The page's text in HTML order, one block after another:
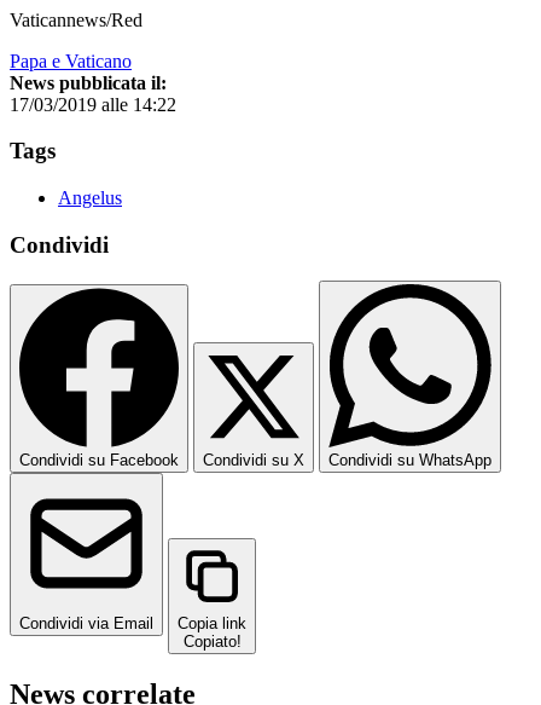
Vaticannews/Red
Papa e Vaticano
News pubblicata il:
17/03/2019 alle 14:22
Tags
Angelus
Condividi
Condividi su Facebook Condividi su X Condividi su WhatsApp
Condividi via Email
Copia link
Copiato!
News correlate